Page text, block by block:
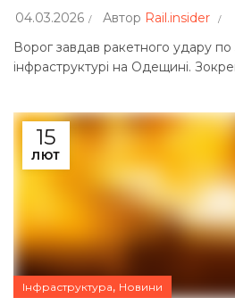
04.03.2026 Автор Rail.insider
Ворог завдав ракетного удару по
інфраструктурі на Одещині.
15
ЛЮТ
Інфраструктура, Новини